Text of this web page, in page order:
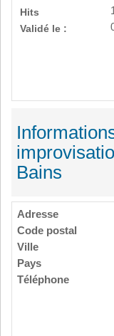
Hits
Validé le :
Bains
Adresse
Code postal
Ville
Pays
Téléphone